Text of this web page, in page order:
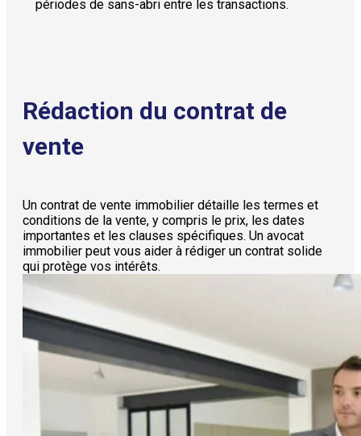
périodes de sans-abri entre les transactions.
Rédaction du contrat de
vente
Un contrat de vente immobilier détaille les termes et
conditions de la vente, y compris le prix, les dates
importantes et les clauses spécifiques. Un avocat
immobilier peut vous aider à rédiger un contrat solide
qui protège vos intérêts.